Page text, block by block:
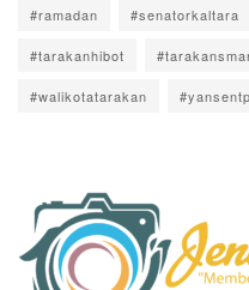
#ramadan #senatorkaltara
#tarakanhibot
#walikotatarakan #yansentp